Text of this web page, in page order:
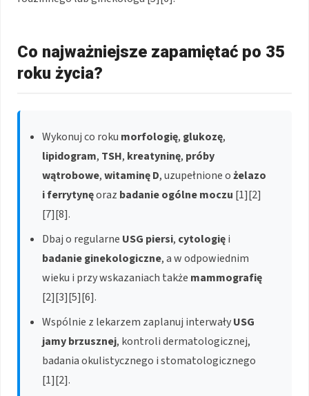
Co najważniejsze zapamiętać po 35
roku życia?
Wykonuj co roku morfologię, glukozę,
lipidogram, TSH, kreatyninę, próby
wątrobowe,witaminę D, uzupełnione ożelazo
i ferrytynęoraz badanie ogólne moczu [1][2]
[7][8].
Dbaj o regularne USG piersi, cytologięi
badanie ginekologiczne, a w odpowiednim
wieku i przy wskazaniach także mammografię
[2][3][5][6].
Wspólnie z lekarzem zaplanuj interwałyUSG
jamy brzusznej, kontroli dermatologicznej,
badania okulistycznego i stomatologicznego
[1][2].